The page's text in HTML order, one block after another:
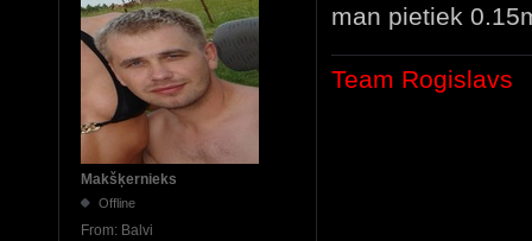
Makšķernieks
Offline
From: Balvi
man pietiek
Team Rogislavs